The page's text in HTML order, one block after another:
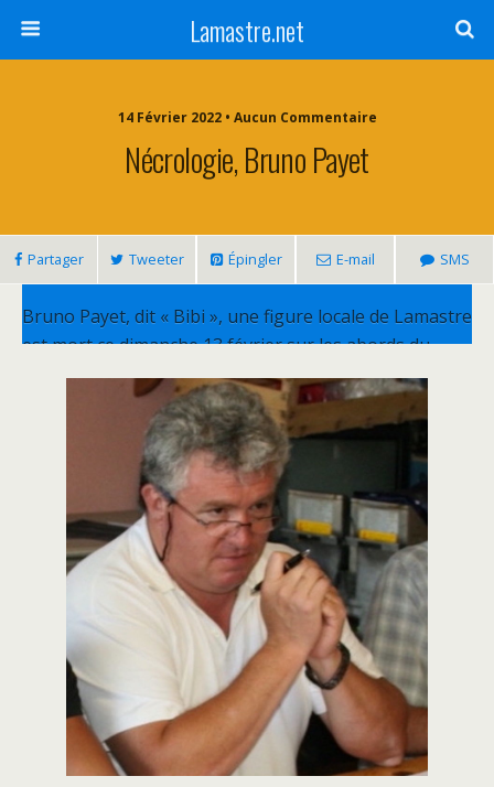
Lamastre.net
14 Février 2022 • Aucun Commentaire
Nécrologie, Bruno Payet
Partager Tweeter Épingler E-mail SMS
Bruno Payet, dit « Bibi », une figure locale de Lamastre
est mort ce dimanche 13 février sur les abords du
terrain de foot alors qu’il assistait en tant que
spectateur à une rencontre. Il a fait un malaise
cardiaque et n’a pas pu être ranimé.